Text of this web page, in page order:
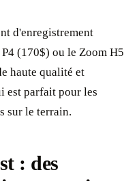
d'enregistrement
(170$) ou le Zoom H5
haute qualité et
est parfait pour les
sur le terrain.
: des